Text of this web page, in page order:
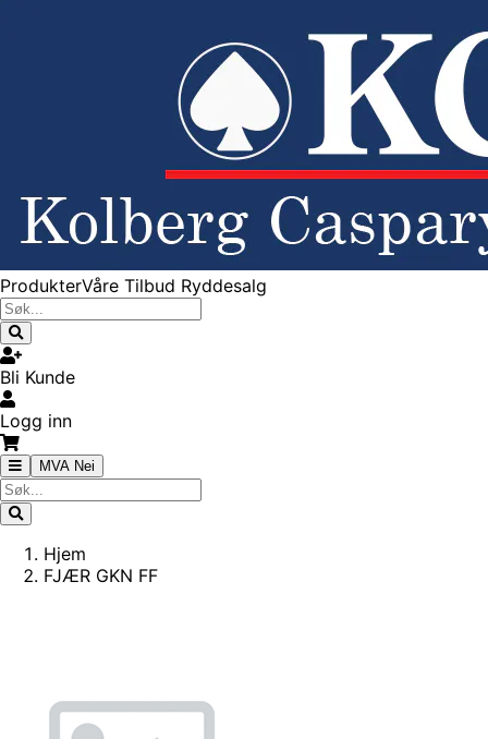
ProdukterVåre Tilbud Ryddesalg
Bli Kunde
Logg inn
MVA Nei
Hjem
FJÆR GKN FF